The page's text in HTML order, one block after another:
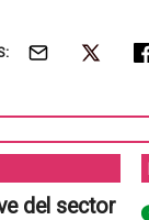
del sector